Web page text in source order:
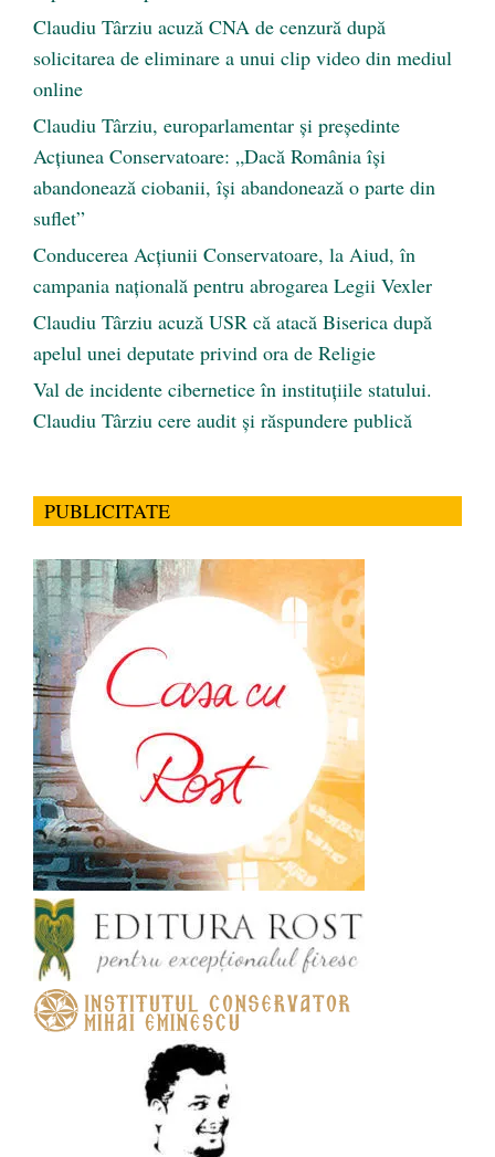
Claudiu Târziu acuză CNA de cenzură după
solicitarea de eliminare a unui clip video din mediul
online
Claudiu Târziu, europarlamentar și președinte
Acțiunea Conservatoare: „Dacă România își
abandonează ciobanii, își abandonează o parte din
suflet”
Conducerea Acțiunii Conservatoare, la Aiud, în
campania națională pentru abrogarea Legii Vexler
Claudiu Târziu acuză USR că atacă Biserica după
apelul unei deputate privind ora de Religie
Val de incidente cibernetice în instituțiile statului.
Claudiu Târziu cere audit și răspundere publică
PUBLICITATE